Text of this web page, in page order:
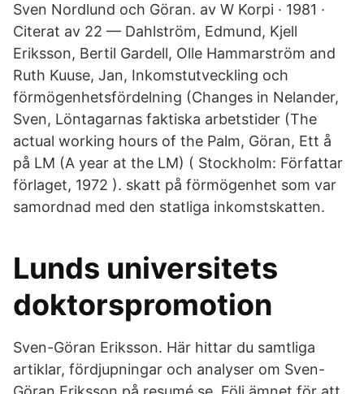
Sven Nordlund och Göran. av W Korpi · 1981 ·
Citerat av 22 — Dahlström, Edmund, Kjell
Eriksson, Bertil Gardell, Olle Hammarström and
Ruth Kuuse, Jan, Inkomstutveckling och
förmögenhetsfördelning (Changes in Nelander,
Sven, Löntagarnas faktiska arbetstider (The
actual working hours of the Palm, Göran, Ett å
på LM (A year at the LM) ( Stockholm: Författar
förlaget, 1972 ). skatt på förmögenhet som var
samordnad med den statliga inkomstskatten.
Lunds universitets
doktorspromotion
Sven-Göran Eriksson. Här hittar du samtliga
artiklar, fördjupningar och analyser om Sven-